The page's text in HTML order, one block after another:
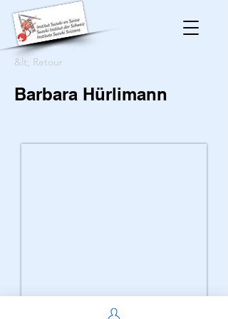
&lt; Retour
Barbara Hürlimann